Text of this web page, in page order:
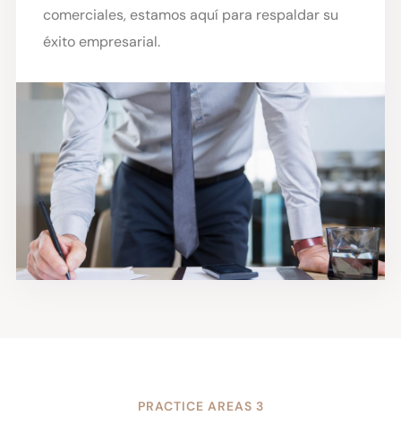
comerciales, estamos aquí para respaldar su
éxito empresarial.
PRACTICE AREAS 3